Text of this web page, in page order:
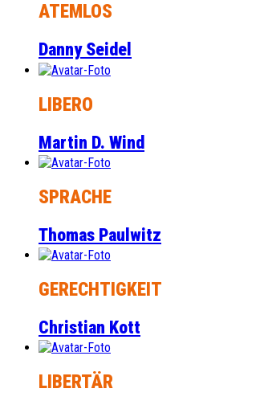
ATEMLOS
Danny Seidel
LIBERO
Martin D. Wind
SPRACHE
Thomas Paulwitz
GERECHTIGKEIT
Christian Kott
LIBERTÄR